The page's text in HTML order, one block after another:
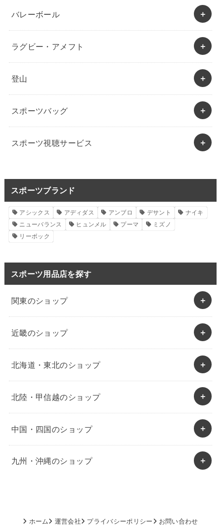
バレーボール
ラグビー・アメフト
登山
スポーツバッグ
スポーツ視聴サービス
スポーツブランド
アシックス アディダス アンブロ デサント
ナイキ
ニューバランス
ヒュンメル プーマ
ミズノ
リーボック
スポーツ用品店を探す
関東のショップ
近畿のショップ
北海道・東北のショップ
北陸・甲信越のショップ
中国・四国のショップ
九州・沖縄のショップ
ホーム 運営会社 プライバシーポリシー お問い合わせ